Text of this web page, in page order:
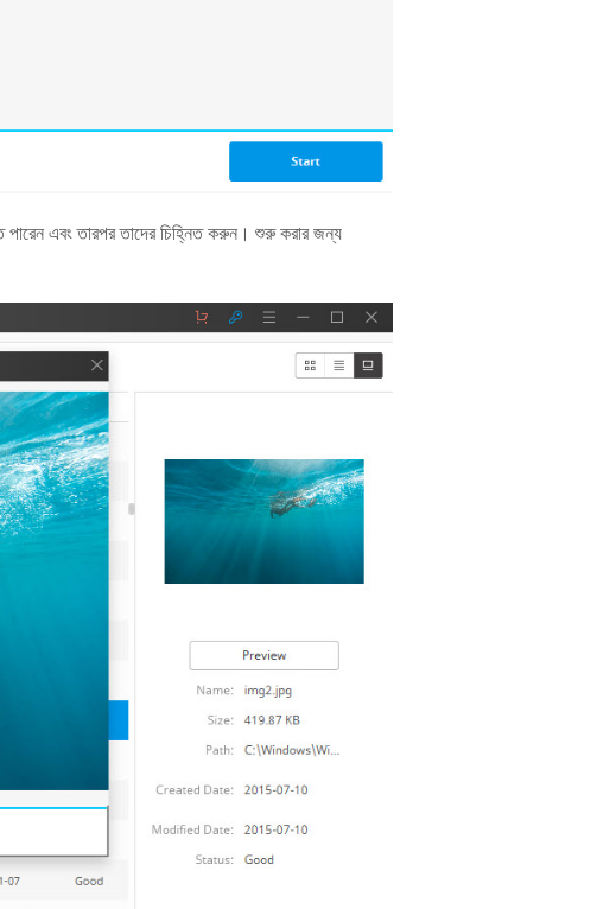
পারেন এবং তারপর তাদের চিহ্নিত করুন। শুরু করার জন্য